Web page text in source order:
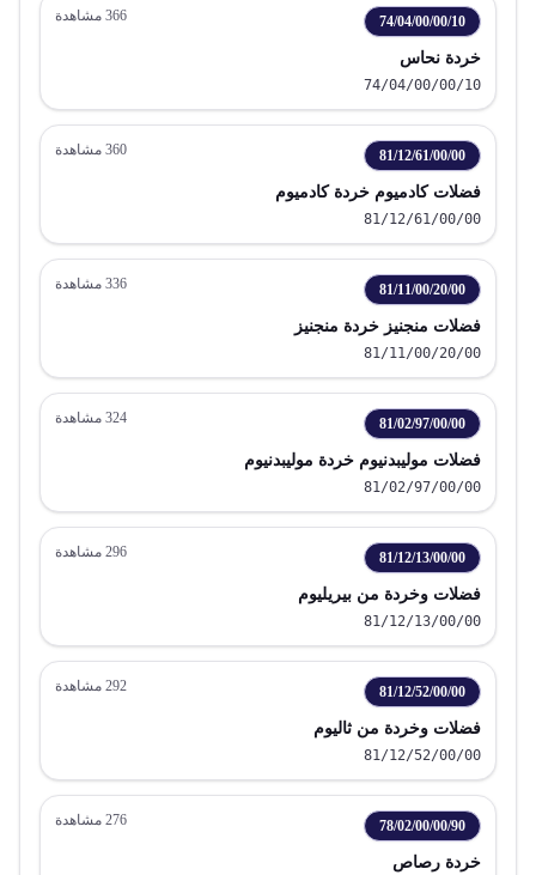
74/04/00/00/10
366 مشاهدة
خردة نحاس
74/04/00/00/10
81/12/61/00/00
360 مشاهدة
فضلات كادميوم خردة كادميوم
81/12/61/00/00
81/11/00/20/00
336 مشاهدة
فضلات منجنيز خردة منجنيز
81/11/00/20/00
81/02/97/00/00
324 مشاهدة
فضلات موليبدنيوم خردة موليبدنيوم
81/02/97/00/00
81/12/13/00/00
296 مشاهدة
فضلات وخردة من بيريليوم
81/12/13/00/00
81/12/52/00/00
292 مشاهدة
فضلات وخردة من ثاليوم
81/12/52/00/00
78/02/00/00/90
276 مشاهدة
خردة رصاص